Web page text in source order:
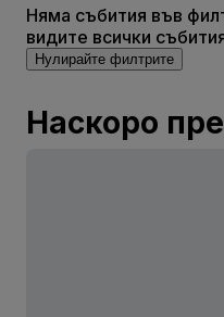
Няма събития във
видите всички
Нулирайте филтрите
Наскоро